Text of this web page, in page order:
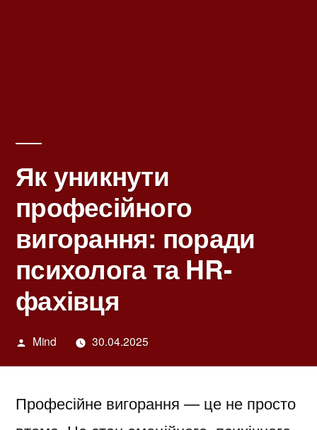
Як уникнути
професійного
вигорання: поради
психолога та HR-
фахівця
Написано
Mind 30.04.2025
Професійне вигорання — це не просто